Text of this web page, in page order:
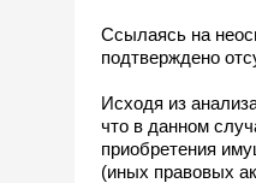
Ссылаясь на
подтверждено
Исходя из
что в данном
приобретения
(иных правовых